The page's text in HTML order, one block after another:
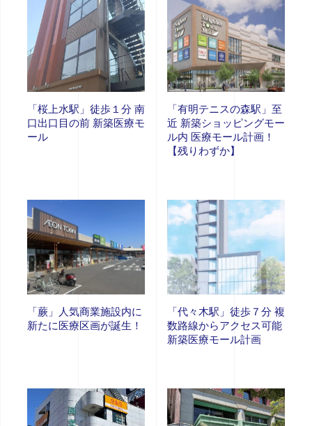
「桜上水駅」徒歩１分 南
口出口目の前 新築医療モ
ール
「有明テニスの森駅」至
近 新築ショッピングモー
ル内 医療モール計画！
【残りわずか】
「蕨」人気商業施設内に
新たに医療区画が誕生！
「代々木駅」徒歩７分 複
数路線からアクセス可能
新築医療モール計画